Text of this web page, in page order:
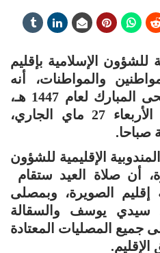
للشؤون الإسلامية بإقليم
والمواطنات، أنه
بمناسبة حلول عيد الأضحى المبارك لعام 1447 هـ،
ستقام صلاة العيد، يوم الأربعاء 27 ماي الجاري،
صباحا.
الإقليمية للشؤون
أن صلاة العيد ستقام
إقليم الصويرة، وبمصلى
سيدي يوسف والسقالة
جميع المصليات المعتادة